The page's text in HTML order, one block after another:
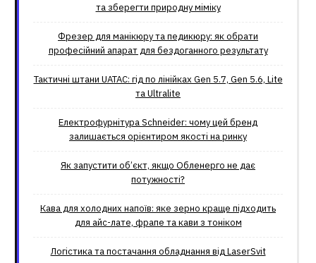
та зберегти природну міміку
Фрезер для манікюру та педикюру: як обрати
професійний апарат для бездоганного результату
Тактичні штани UATAC: гід по лінійках Gen 5.7, Gen 5.6, Lite
та Ultralite
Електрофурнітура Schneider: чому цей бренд
залишається орієнтиром якості на ринку
Як запустити об’єкт, якщо Обленерго не дає
потужності?
Кава для холодних напоїв: яке зерно краще підходить
для айс-лате, фрапе та кави з тоніком
Логістика та постачання обладнання від LaserSvit